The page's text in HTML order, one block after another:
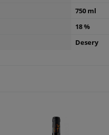
750 ml
18 %
Desery